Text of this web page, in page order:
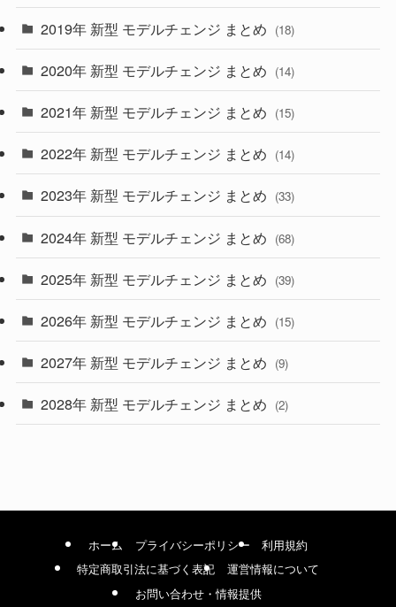
(30)
(27)
(10)
(35)
(10)
(9)
(22)
(4)
(9)
(4)
(1)
2019年 新型 モデルチェンジ まとめ (18)
2020年 新型 モデルチェンジ まとめ (14)
2021年 新型 モデルチェンジ まとめ (15)
2022年 新型 モデルチェンジ まとめ (14)
2023年 新型 モデルチェンジ まとめ (33)
2024年 新型 モデルチェンジ まとめ (68)
2025年 新型 モデルチェンジ まとめ (39)
2026年 新型 モデルチェンジ まとめ (15)
2027年 新型 モデルチェンジ まとめ (9)
2028年 新型 モデルチェンジ まとめ (2)
ホーム プライバシーポリシー
利用規約
特定商取引法に基づく表記
運営情報について
お問い合わせ・情報提供